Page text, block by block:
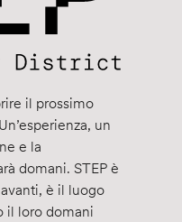
il prossimo
un
e la
domani. STEP è
è il luogo
il loro domani